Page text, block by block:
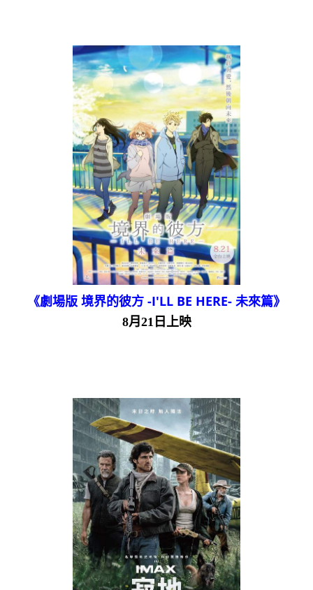
《劇場版 境界的彼方 -I'LL BE HERE- 未來篇》
8月21日上映